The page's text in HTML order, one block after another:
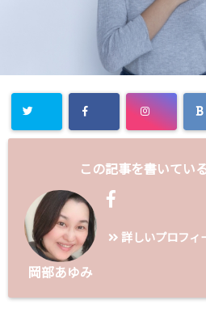
この記事を書いてい
岡部あゆみ
詳しいプロフィ